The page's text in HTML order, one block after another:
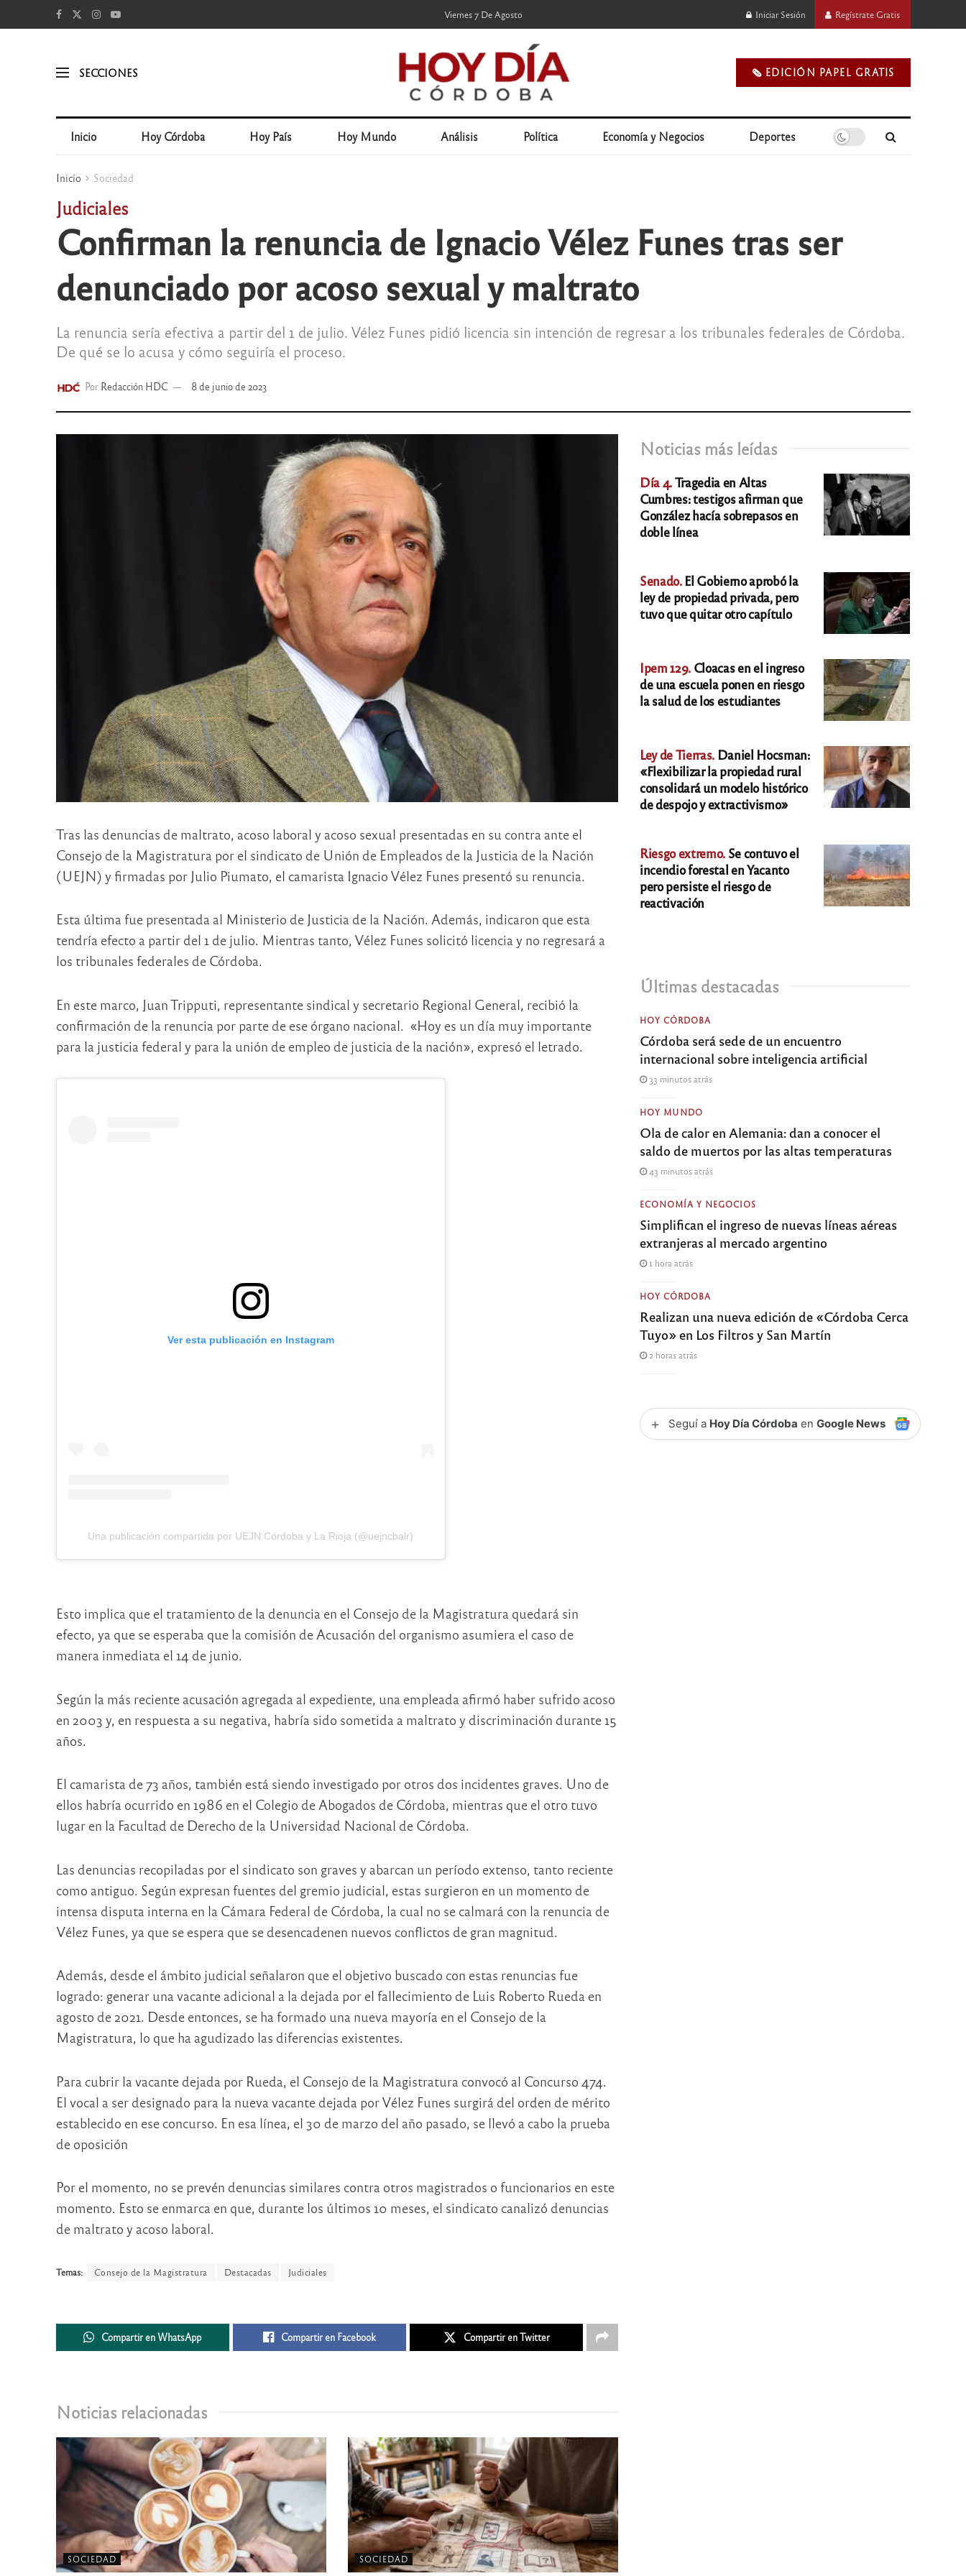
Viernes 7 De Agosto Iniciar Sesión Regístrate Gratis
SECCIONES 🗞️ EDICIÓN PAPEL GRATIS
Inicio Hoy Córdoba Hoy País Hoy Mundo Análisis Política Economía y Negocios Deportes
Inicio Sociedad
Judiciales
Confirman la renuncia de Ignacio Vélez Funes tras ser
denunciado por acoso sexual y maltrato
La renuncia sería efectiva a partir del 1 de julio. Vélez Funes pidió licencia sin intención de regresar a los tribunales federales de Córdoba.
De qué se lo acusa y cómo seguiría el proceso.
Por Redacción HDC 8 de junio de 2023
Tras las denuncias de maltrato, acoso laboral y acoso sexual presentadas en su contra ante el
Consejo de la Magistratura por el sindicato de Unión de Empleados de la Justicia de la Nación
(UEJN) y firmadas por Julio Piumato, el camarista Ignacio Vélez Funes presentó su renuncia.
Esta última fue presentada al Ministerio de Justicia de la Nación. Además, indicaron que esta
tendría efecto a partir del 1 de julio. Mientras tanto, Vélez Funes solicitó licencia y no regresará a
los tribunales federales de Córdoba.
En este marco, Juan Tripputi, representante sindical y secretario Regional General, recibió la
confirmación de la renuncia por parte de ese órgano nacional. «Hoy es un día muy importante
para la justicia federal y para la unión de empleo de justicia de la nación», expresó el letrado.
Ver esta publicación en Instagram
Una publicación compartida por UEJN Córdoba y La Rioja (@uejncbalr)
Esto implica que el tratamiento de la denuncia en el Consejo de la Magistratura quedará sin
efecto, ya que se esperaba que la comisión de Acusación del organismo asumiera el caso de
manera inmediata el 14 de junio.
Según la más reciente acusación agregada al expediente, una empleada afirmó haber sufrido acoso
en 2003 y, en respuesta a su negativa, habría sido sometida a maltrato y discriminación durante 15
años.
El camarista de 73 años, también está siendo investigado por otros dos incidentes graves. Uno de
ellos habría ocurrido en 1986 en el Colegio de Abogados de Córdoba, mientras que el otro tuvo
lugar en la Facultad de Derecho de la Universidad Nacional de Córdoba.
Las denuncias recopiladas por el sindicato son graves y abarcan un período extenso, tanto reciente
como antiguo. Según expresan fuentes del gremio judicial, estas surgieron en un momento de
intensa disputa interna en la Cámara Federal de Córdoba, la cual no se calmará con la renuncia de
Vélez Funes, ya que se espera que se desencadenen nuevos conflictos de gran magnitud.
Además, desde el ámbito judicial señalaron que el objetivo buscado con estas renuncias fue
logrado: generar una vacante adicional a la dejada por el fallecimiento de Luis Roberto Rueda en
agosto de 2021. Desde entonces, se ha formado una nueva mayoría en el Consejo de la
Magistratura, lo que ha agudizado las diferencias existentes.
Para cubrir la vacante dejada por Rueda, el Consejo de la Magistratura convocó al Concurso 474.
El vocal a ser designado para la nueva vacante dejada por Vélez Funes surgirá del orden de mérito
establecido en ese concurso. En esa línea, el 30 de marzo del año pasado, se llevó a cabo la prueba
de oposición
Por el momento, no se prevén denuncias similares contra otros magistrados o funcionarios en este
momento. Esto se enmarca en que, durante los últimos 10 meses, el sindicato canalizó denuncias
de maltrato y acoso laboral.
Temas: Consejo de la Magistratura Destacadas Judiciales
Compartir en WhatsApp Compartir en Facebook Compartir en Twitter
Noticias relacionadas
SOCIEDAD SOCIEDAD
Noticias más leídas
Día 4.Tragedia en Altas
Cumbres: testigos afirman que
González hacía sobrepasos en
doble línea
Senado.El Gobierno aprobó la
ley de propiedad privada, pero
tuvo que quitar otro capítulo
Ipem 129. Cloacas en el ingreso
de una escuela ponen en riesgo
la salud de los estudiantes
Ley de Tierras. Daniel Hocsman:
«Flexibilizar la propiedad rural
consolidará un modelo histórico
de despojo y extractivismo»
Riesgo extremo. Se contuvo el
incendio forestal en Yacanto
pero persiste el riesgo de
reactivación
Últimas destacadas
HOY CÓRDOBA
Córdoba será sede de un encuentro
internacional sobre inteligencia artificial
33 minutos atrás
HOY MUNDO
Ola de calor en Alemania: dan a conocer el
saldo de muertos por las altas temperaturas
43 minutos atrás
ECONOMÍA Y NEGOCIOS
Simplifican el ingreso de nuevas líneas aéreas
extranjeras al mercado argentino
1 hora atrás
HOY CÓRDOBA
Realizan una nueva edición de «Córdoba Cerca
Tuyo» en Los Filtros y San Martín
2 horas atrás
+ Seguí a Hoy Día Córdoba enGoogle News